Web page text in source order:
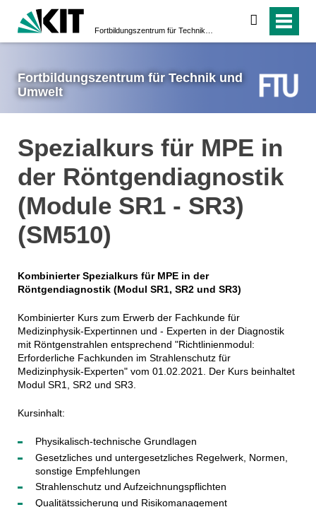
suchen
Fortbildungs­zentrum für Technik und
Umwelt
Spezialkurs für MPE in
der Röntgendiagnostik
(Module SR1 - SR3)
(SM510)
Kombinierter Spezialkurs für MPE in der
Röntgendiagnostik (Modul SR1, SR2 und SR3)
Kombinierter Kurs zum Erwerb der Fachkunde für
Medizinphysik-Expertinnen und - Experten in der Diagnostik
mit Röntgenstrahlen entsprechend "Richtlinienmodul:
Erforderliche Fachkunden im Strahlenschutz für
Medizinphysik-Experten" vom 01.02.2021. Der Kurs beinhaltet
Modul SR1, SR2 und SR3.
Kursinhalt:
Physikalisch-technische Grundlagen
Gesetzliches und untergesetzliches Regelwerk, Normen,
sonstige Empfehlungen
Strahlenschutz und Aufzeichnungspflichten
Qualitätssicherung und Risikomanagement